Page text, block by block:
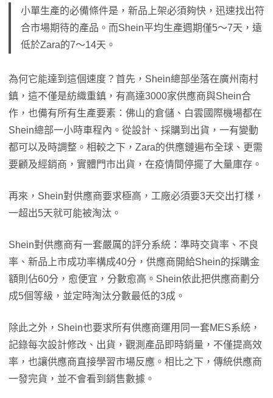
小單生產的必備條件是，新品上架必須夠快，迅速找出符
合市場期待的產品。而Shein平均生產週期僅5～7天，遠
低於Zara的7～14天。
為何它能達到這個速度？首先，Shein總部坐落在廣州南村
鎮，這不僅是紡織重鎮，有高達3000家供應商與Shein合
作，也備有所有生產要素：佛山的倉儲、白雲國際機場都在
Shein總部一小時車程內。從設計、採購到出貨，一有變動
都可以及時調整。相較之下，Zara的供應鏈遍布全球、更需
要顧及經銷商，實體門市出貨，在疫情間停擺了大量庫存。
再來，Shein對供應商要求極高，工廠必須要3天交出打樣，
一超出5天就可能被淘汰。
Shein對供應商有一套嚴厲的評分系統：準時交貨率、不良
率、新品上市成功率構成40分，供應商開給Shein的採購金
額則佔60分，愈便宜，分數愈高。Shein依此把供應商劃分
成5個等級，並定時淘汰分數最低的3成。
除此之外，Shein也要求所有供應商運用同一套MES系統，
記錄每次設計修改、出貨，觀測產品即時銷量，不僅提高效
率，也讓供應商直接學習市場反應。相比之下，傳統供應商
一發完貨，並不會看到銷售數據。